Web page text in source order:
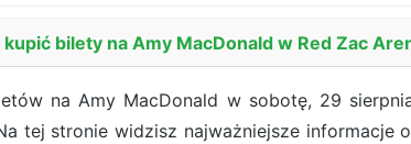
bilety na Amy MacDonald w Red Zac
na Amy MacDonald w sobotę, 29
tej stronie widzisz najważniejsze informacje